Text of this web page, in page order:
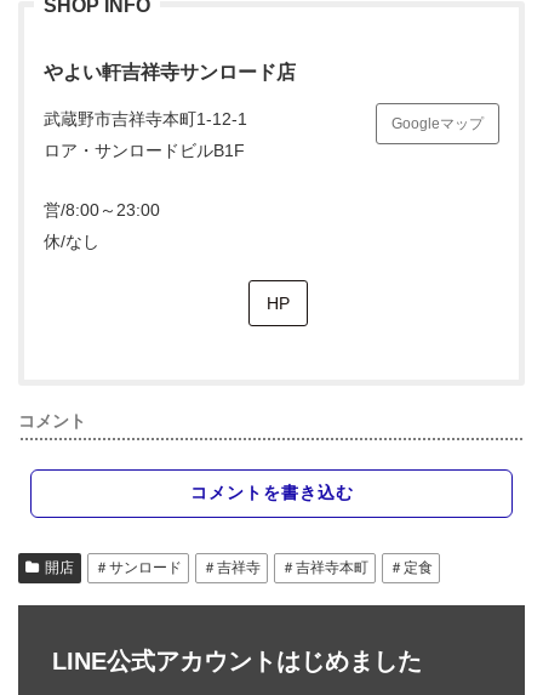
SHOP INFO
やよい軒吉祥寺サンロード店
Googleマップ
武蔵野市吉祥寺本町1-12-1
ロア・サンロードビルB1F
営/8:00～23:00
休/なし
HP
コメント
コメントを書き込む
開店 ＃サンロード ＃吉祥寺 ＃吉祥寺本町 ＃定食
LINE公式アカウントはじめました